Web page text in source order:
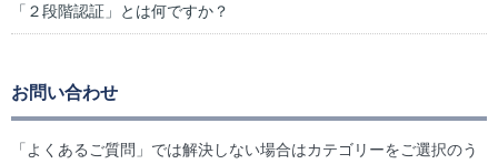
「２段階認証」とは何ですか？
お問い合わせ
「よくあるご質問」では解決しない場合はカテゴリーをご選択のう